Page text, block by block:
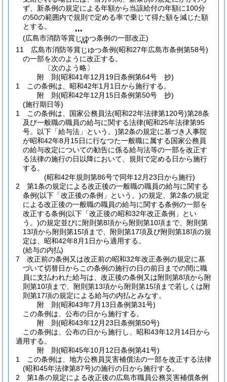
ず、新条例の規定による年額から当該給付の年額に100分
の50の範囲内で規則で定める率で乗じて得た額を減じた額
とする。
(広島市消防等賞じゆつ
❜❜❜
条例の一部改正)
11
広島市消防等賞じゆつ
❜❜❜
条例(昭和27年広島市条例第58号)
の一部を次のように改正する。
〔次のよう略〕
附 則(昭和41年12月19日条例第64号 抄)
1
この条例は、昭和42年1月1日から施行する。
附 則(昭和42年12月15日条例第50号 抄)
(施行期日等)
1
この条例は、国家公務員法(昭和22年法律第120号)第28条
及び一般職の職員の給与に関する法律(昭和25年法律第95
号。以下「給与法」という。)第2条の規定に基づき人事院
が昭和42年8月15日に行なつた一般職に属する国家公務員
の給与改定についての勧告に係る給与法等の一部を改正す
る法律の施行の日以降において、規則で定める日から施行
する。
(昭和42年規則第86号で同年12月23日から施行)
2
第1条の規定による改正後の一般職の職員の給与に関する
条例(以下「改正後の条例」という。)の規定、第2条の規定
による改正後の一般職の職員の給与に関する条例の一部を
改正する条例(以下「改正後の昭和32年改正条例」とい
う。)の規定並びに附則第8項から附則第10項まで、附則第
13項から附則第15項まで、附則第17項及び附則第18項の規
定は、昭和42年8月1日から適用する。
(給与の内払)
7
改正前の条例又は改正前の昭和32年改正条例の規定に基
づいて切替日からこの条例の施行の日の前日までの間に職
員に支払われた給与は、改正後の条例又は附則第8項から附
則第10項まで、附則第13項から附則第15項まで若しくは附
則第17項の規定による給与の内払とみなす。
附 則(昭和43年7月13日条例第31号)
この条例は、公布の日から施行する。
附 則(昭和43年12月23日条例第50号)
この条例は、公布の日から施行し、昭和43年12月14日から
適用する。
附 則(昭和45年10月12日条例第41号)
1
この条例は、地方公務員災害補償法の一部を改正する法律
(昭和45年法律第87号)の施行の日から施行する。
2
第1条の規定による改正後の広島市職員公務災害補償条例